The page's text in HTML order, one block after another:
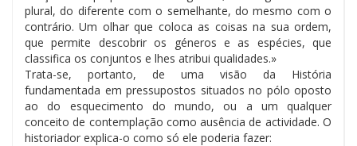
plural, do diferente com o semelhante, do mesmo com o
contrário. Um olhar que coloca as coisas na sua ordem,
que permite descobrir os géneros e as espécies, que
classifica os conjuntos e lhes atribui qualidades.»
Trata-se, portanto, de uma visão da História
fundamentada em pressupostos situados no pólo oposto
ao do esquecimento do mundo, ou a um qualquer
conceito de contemplação como ausência de actividade. O
historiador explica-o como só ele poderia fazer: